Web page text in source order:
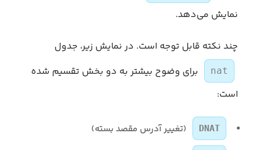
نمایش می‌دهد.
چند نکته قابل توجه است. در نمایش زیر، جدول
nat
برای وضوح بیشتر به دو بخش تقسیم شده
است:
DNAT (تغییر آدرس مقصد بسته)